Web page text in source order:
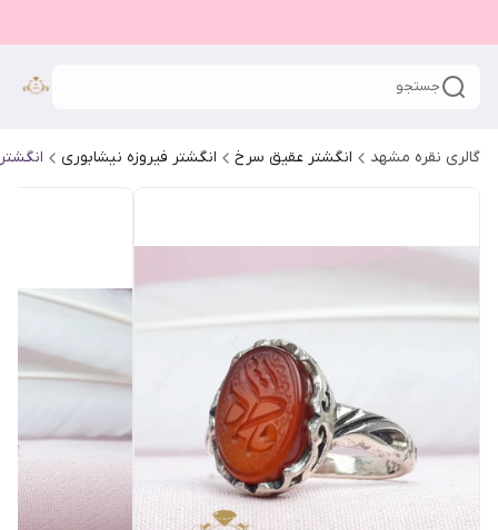
جستجو
گالری نقره مشهد انگشتر عقیق سرخ انگشتر فیروزه نیشابوری